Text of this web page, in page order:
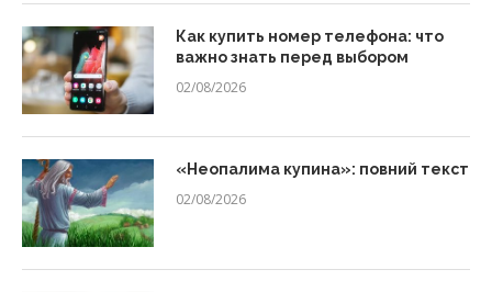
Как купить номер телефона: что
важно знать перед выбором
02/08/2026
«Неопалима купина»: повний текст
02/08/2026